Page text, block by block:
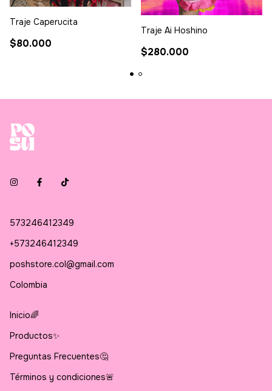
Traje Caperucita
$80.000
Traje Ai Hoshino
$280.000
573246412349
+573246412349
poshstore.col@gmail.com
Colombia
Inicio🌈
Productos✨
Preguntas Frecuentes🤔
Términos y condiciones🚨